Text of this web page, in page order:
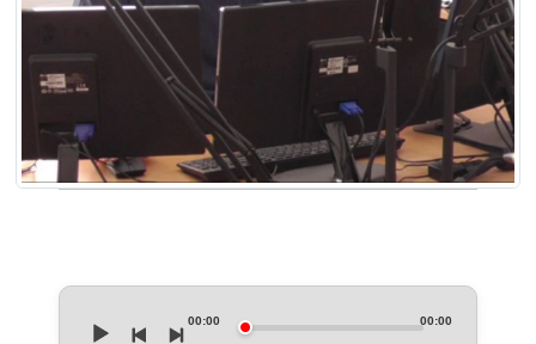
Audio
Player
00:00 00:00